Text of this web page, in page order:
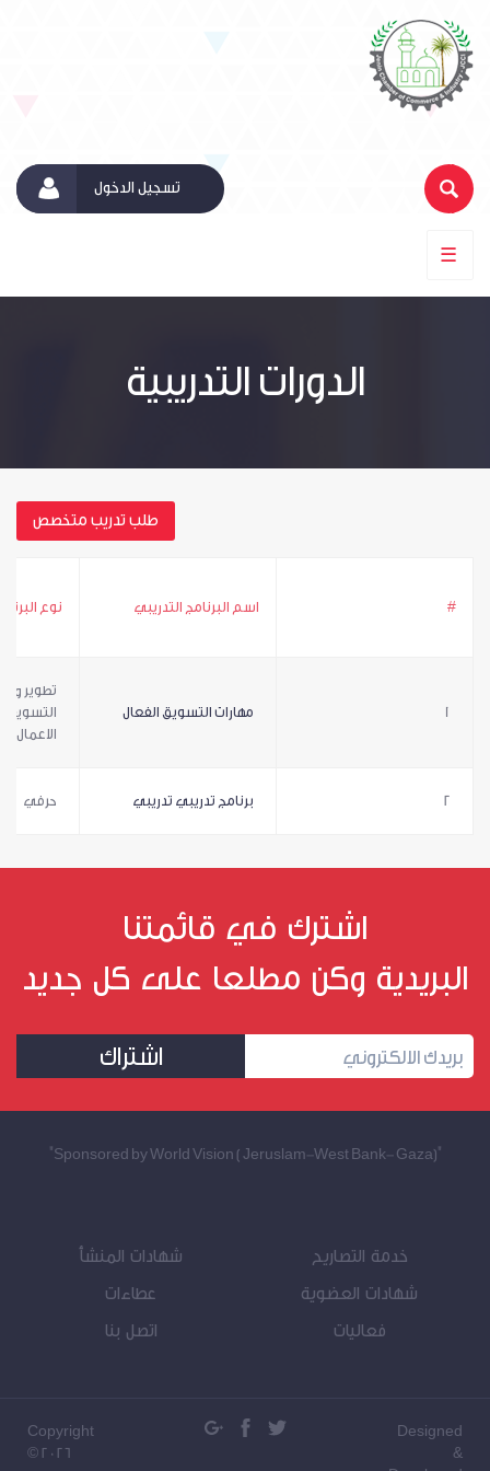
تسجيل الدخول
☰
الدورات التدريبية
طلب تدريب متخصص
# اسم البرنامج التدريبي نوع
1 مهارات التسويق الفعال
تطوير
الاعمال
2 برنامج تدريبي تدريبي حرفي
اشترك في قائمتنا
البريدية وكن مطلعا على كل جديد
اشتراك
"Sponsored by World Vision ( Jeruslam-West Bank- Gaza)"
خدمة التصاريح
شهادات المنشأ
شهادات العضوية
عطاءات
فعاليات
اتصل بنا
Designed
&
Copyright
© 2026